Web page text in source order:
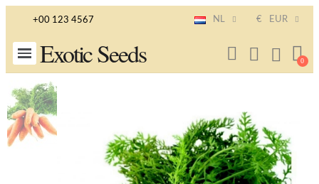
+00 123 4567 NL € EUR
Exotic Seeds